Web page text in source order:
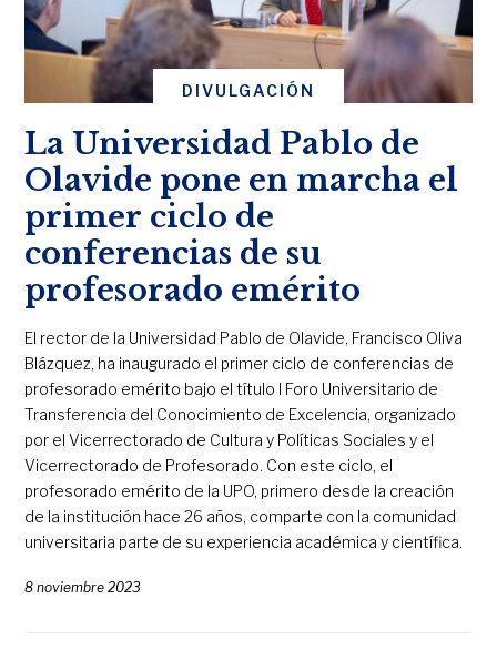
DIVULGACIÓN
La Universidad Pablo de
Olavide pone en marcha el
primer ciclo de
conferencias de su
profesorado emérito
El rector de la Universidad Pablo de Olavide, Francisco Oliva
Blázquez, ha inaugurado el primer ciclo de conferencias de
profesorado emérito bajo el título I Foro Universitario de
Transferencia del Conocimiento de Excelencia, organizado
por el Vicerrectorado de Cultura y Políticas Sociales y el
Vicerrectorado de Profesorado. Con este ciclo, el
profesorado emérito de la UPO, primero desde la creación
de la institución hace 26 años, comparte con la comunidad
universitaria parte de su experiencia académica y científica.
8 noviembre 2023